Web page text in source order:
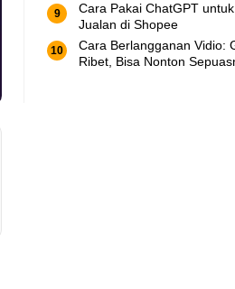
Cara Pakai ChatGPT untuk
Jualan di Shopee
Cara Berlangganan Vidio:
Ribet, Bisa Nonton